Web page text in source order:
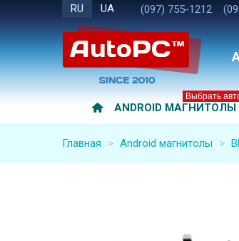
RU UA (097) 755-1212
ANDROID МАГНИТОЛЫ
Выбрать
Главная > Android магнитолы >